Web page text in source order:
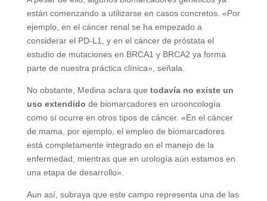
están comenzando a utilizarse en casos concretos. «Por
ejemplo, en el cáncer renal se ha empezado a
considerar el PD-L1, y en el cáncer de próstata el
estudio de mutaciones en BRCA1 y BRCA2 ya forma
parte de nuestra práctica clínica», señala.
No obstante, Medina aclara que todavía no existe un
uso extendido de biomarcadores en urooncología
como sí ocurre en otros tipos de cáncer. «En el cáncer
de mama, por ejemplo, el empleo de biomarcadores
está completamente integrado en el manejo de la
enfermedad, mientras que en urología aún estamos en
una etapa de desarrollo».
Aun así, subraya que este campo representa una de las